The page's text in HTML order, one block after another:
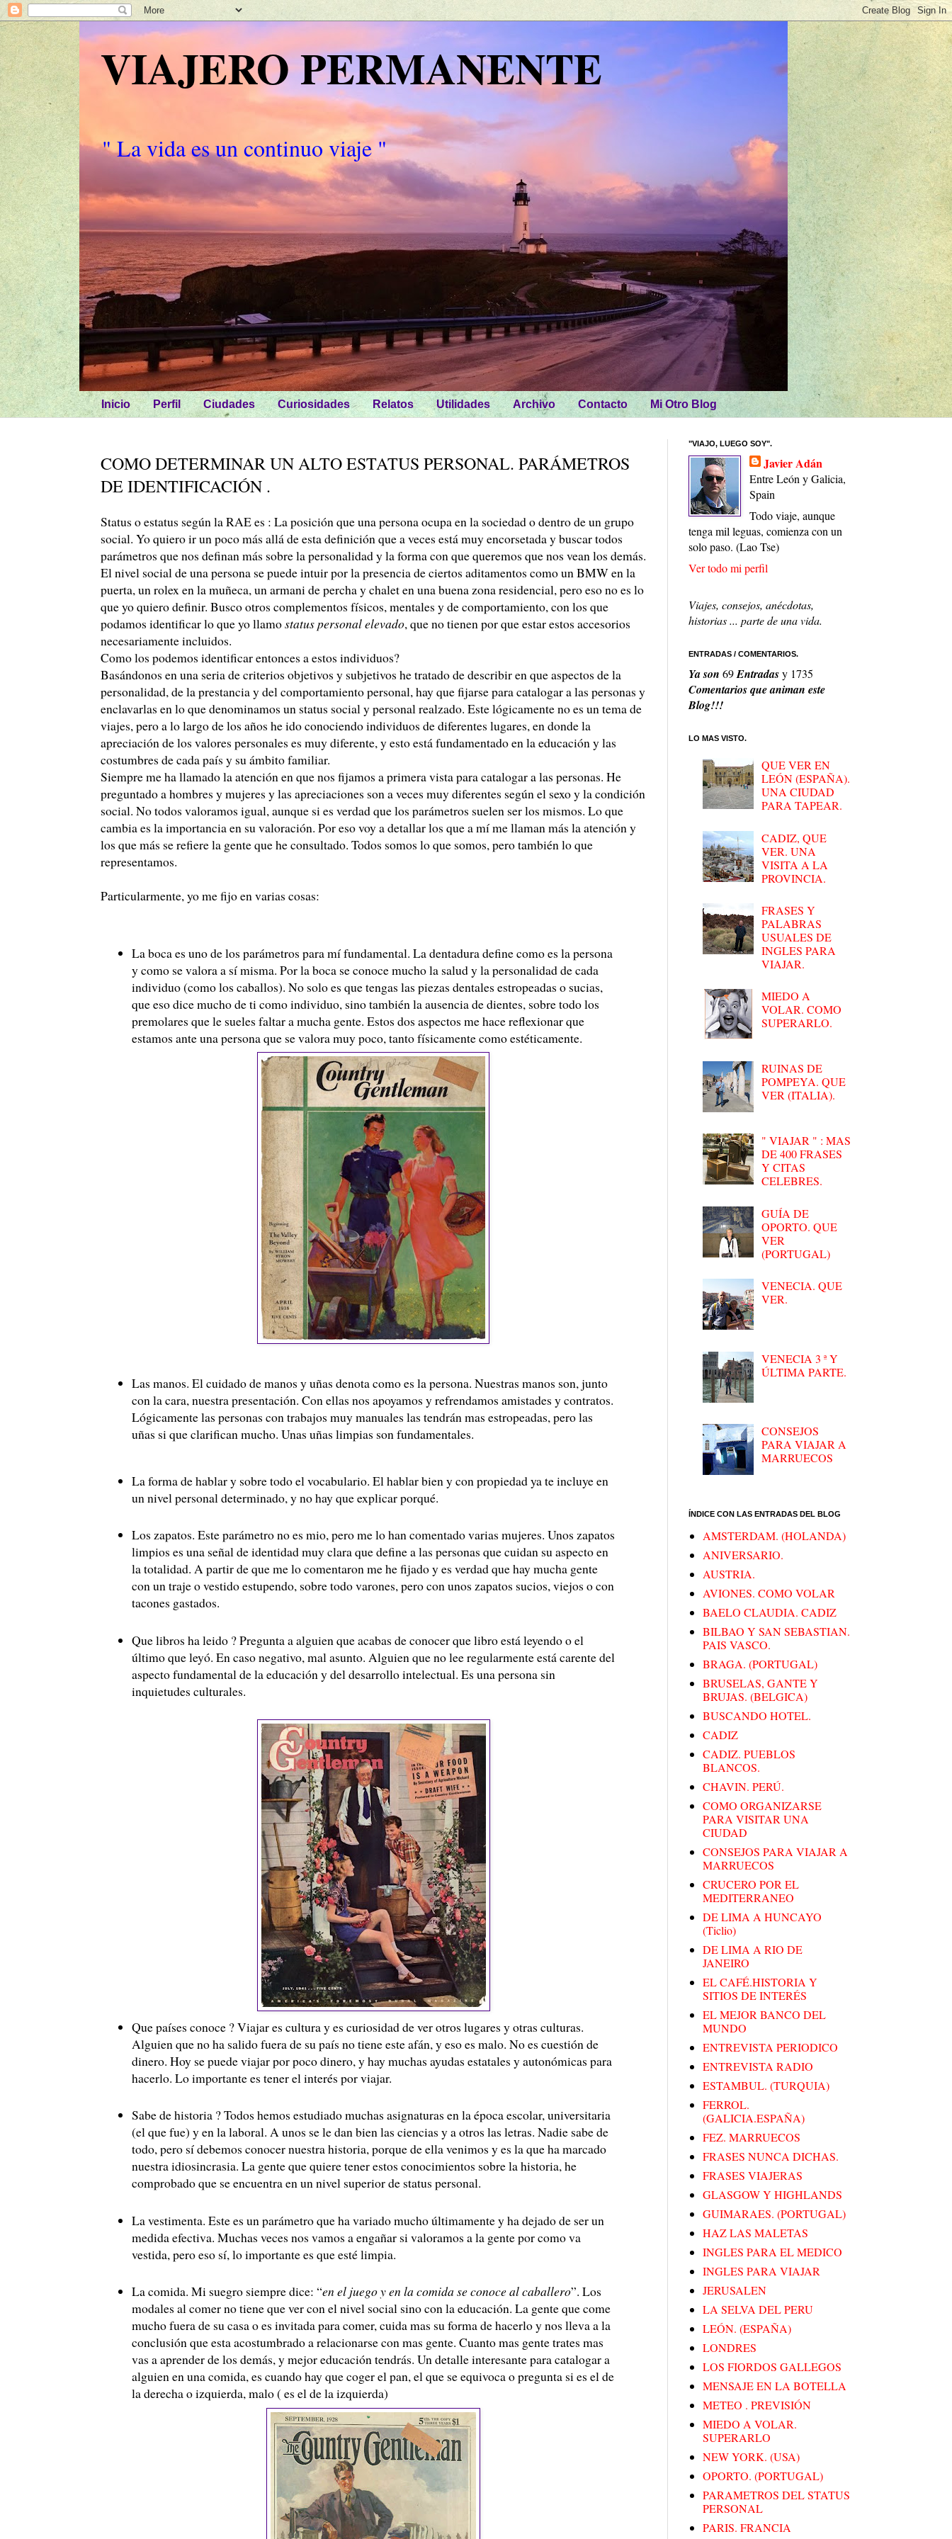
VIAJERO PERMANENTE
" La vida es un continuo viaje "
Inicio Perfil Ciudades Curiosidades Relatos Utilidades Archivo Contacto Mi Otro Blog
COMO DETERMINAR UN ALTO ESTATUS PERSONAL. PARÁMETROS
DE IDENTIFICACIÓN .
Status o estatus según la RAE es : La posición que una persona ocupa en la sociedad o dentro de un grupo
social. Yo quiero ir un poco más allá de esta definición que a veces está muy encorsetada y buscar todos
parámetros que nos definan más sobre la personalidad y la forma con que queremos que nos vean los demás.
El nivel social de una persona se puede intuir por la presencia de ciertos aditamentos como un BMW en la
puerta, un rolex en la muñeca, un armani de percha y chalet en una buena zona residencial, pero eso no es lo
que yo quiero definir. Busco otros complementos físicos, mentales y de comportamiento, con los que
podamos identificar lo que yo llamostatus personal elevado, que no tienen por que estar estos accesorios
necesariamente incluidos.
Como los podemos identificar entonces a estos individuos?
Basándonos en una seria de criterios objetivos y subjetivos he tratado de describir en que aspectos de la
personalidad, de la prestancia y del comportamiento personal, hay que fijarse para catalogar a las personas y
enclavarlas en lo que denominamos un status social y personal realzado. Este lógicamente no es un tema de
viajes, pero a lo largo de los años he ido conociendo individuos de diferentes lugares, en donde la
apreciación de los valores personales es muy diferente, y esto está fundamentado en la educación y las
costumbres de cada país y su ámbito familiar.
Siempre me ha llamado la atención en que nos fijamos a primera vista para catalogar a las personas. He
preguntado a hombres y mujeres y las apreciaciones son a veces muy diferentes según el sexo y la condición
social. No todos valoramos igual, aunque si es verdad que los parámetros suelen ser los mismos. Lo que
cambia es la importancia en su valoración. Por eso voy a detallar los que a mí me llaman más la atención y
los que más se refiere la gente que he consultado. Todos somos lo que somos, pero también lo que
representamos.
Particularmente, yo me fijo en varias cosas:
La boca es uno de los parámetros para mí fundamental. La dentadura define como es la persona
y como se valora a sí misma. Por la boca se conoce mucho la salud y la personalidad de cada
individuo (como los caballos). No solo es que tengas las piezas dentales estropeadas o sucias,
que eso dice mucho de ti como individuo, sino también la ausencia de dientes, sobre todo los
premolares que le sueles faltar a mucha gente. Estos dos aspectos me hace reflexionar que
estamos ante una persona que se valora muy poco, tanto físicamente como estéticamente.
Las manos. El cuidado de manos y uñas denota como es la persona. Nuestras manos son, junto
con la cara, nuestra presentación. Con ellas nos apoyamos y refrendamos amistades y contratos.
Lógicamente las personas con trabajos muy manuales las tendrán mas estropeadas, pero las
uñas si que clarifican mucho. Unas uñas limpias son fundamentales.
La forma de hablar y sobre todo el vocabulario. El hablar bien y con propiedad ya te incluye en
un nivel personal determinado, y no hay que explicar porqué.
Los zapatos. Este parámetro no es mio, pero me lo han comentado varias mujeres. Unos zapatos
limpios es una señal de identidad muy clara que define a las personas que cuidan su aspecto en
la totalidad. A partir de que me lo comentaron me he fijado y es verdad que hay mucha gente
con un traje o vestido estupendo, sobre todo varones, pero con unos zapatos sucios, viejos o con
tacones gastados.
Que libros ha leido ? Pregunta a alguien que acabas de conocer que libro está leyendo o el
último que leyó. En caso negativo, mal asunto. Alguien que no lee regularmente está carente del
aspecto fundamental de la educación y del desarrollo intelectual. Es una persona sin
inquietudes culturales.
Que países conoce ? Viajar es cultura y es curiosidad de ver otros lugares y otras culturas.
Alguien que no ha salido fuera de su país no tiene este afán, y eso es malo. No es cuestión de
dinero. Hoy se puede viajar por poco dinero, y hay muchas ayudas estatales y autonómicas para
hacerlo. Lo importante es tener el interés por viajar.
Sabe de historia ? Todos hemos estudiado muchas asignaturas en la época escolar, universitaria
(el que fue) y en la laboral. A unos se le dan bien las ciencias y a otros las letras. Nadie sabe de
todo, pero sí debemos conocer nuestra historia, porque de ella venimos y es la que ha marcado
nuestra idiosincrasia. La gente que quiere tener estos conocimientos sobre la historia, he
comprobado que se encuentra en un nivel superior de status personal.
La vestimenta. Este es un parámetro que ha variado mucho últimamente y ha dejado de ser un
medida efectiva. Muchas veces nos vamos a engañar si valoramos a la gente por como va
vestida, pero eso sí, lo importante es que esté limpia.
La comida. Mi suegro siempre dice: “en el juego y en la comida se conoce al caballero”. Los
modales al comer no tiene que ver con el nivel social sino con la educación. La gente que come
mucho fuera de su casa o es invitada para comer, cuida mas su forma de hacerlo y nos lleva a la
conclusión que esta acostumbrado a relacionarse con mas gente. Cuanto mas gente trates mas
vas a aprender de los demás, y mejor educación tendrás. Un detalle interesante para catalogar a
alguien en una comida, es cuando hay que coger el pan, el que se equivoca o pregunta si es el de
la derecha o izquierda, malo ( es el de la izquierda)
"VIAJO, LUEGO SOY".
Javier Adán
Entre León y Galicia,
Spain
Todo viaje, aunque
tenga mil leguas, comienza con un
solo paso. (Lao Tse)
Ver todo mi perfil
Viajes, consejos, anécdotas,
historias ... parte de una vida.
ENTRADAS / COMENTARIOS.
Ya son 69Entradasy 1735
Comentarios que animan este
Blog!!!
LO MAS VISTO.
QUE VER EN
LEÓN (ESPAÑA).
UNA CIUDAD
PARA TAPEAR.
CADIZ, QUE
VER. UNA
VISITA A LA
PROVINCIA.
FRASES Y
PALABRAS
USUALES DE
INGLES PARA
VIAJAR.
MIEDO A
VOLAR. COMO
SUPERARLO.
RUINAS DE
POMPEYA. QUE
VER (ITALIA).
" VIAJAR " : MAS
DE 400 FRASES
Y CITAS
CELEBRES.
GUÍA DE
OPORTO. QUE
VER
(PORTUGAL)
VENECIA. QUE
VER.
VENECIA 3 ª Y
ÚLTIMA PARTE.
CONSEJOS
PARA VIAJAR A
MARRUECOS
ÍNDICE CON LAS ENTRADAS DEL BLOG
AMSTERDAM. (HOLANDA)
ANIVERSARIO.
AUSTRIA.
AVIONES. COMO VOLAR
BAELO CLAUDIA. CADIZ
BILBAO Y SAN SEBASTIAN.
PAIS VASCO.
BRAGA. (PORTUGAL)
BRUSELAS, GANTE Y
BRUJAS. (BELGICA)
BUSCANDO HOTEL.
CADIZ
CADIZ. PUEBLOS
BLANCOS.
CHAVIN. PERÚ.
COMO ORGANIZARSE
PARA VISITAR UNA
CIUDAD
CONSEJOS PARA VIAJAR A
MARRUECOS
CRUCERO POR EL
MEDITERRANEO
DE LIMA A HUNCAYO
(Ticlio)
DE LIMA A RIO DE
JANEIRO
EL CAFÉ.HISTORIA Y
SITIOS DE INTERÉS
EL MEJOR BANCO DEL
MUNDO
ENTREVISTA PERIODICO
ENTREVISTA RADIO
ESTAMBUL. (TURQUIA)
FERROL.
(GALICIA.ESPAÑA)
FEZ. MARRUECOS
FRASES NUNCA DICHAS.
FRASES VIAJERAS
GLASGOW Y HIGHLANDS
GUIMARAES. (PORTUGAL)
HAZ LAS MALETAS
INGLES PARA EL MEDICO
INGLES PARA VIAJAR
JERUSALEN
LA SELVA DEL PERU
LEÓN. (ESPAÑA)
LONDRES
LOS FIORDOS GALLEGOS
MENSAJE EN LA BOTELLA
METEO . PREVISIÓN
MIEDO A VOLAR.
SUPERARLO
NEW YORK. (USA)
OPORTO. (PORTUGAL)
PARAMETROS DEL STATUS
PERSONAL
PARIS. FRANCIA